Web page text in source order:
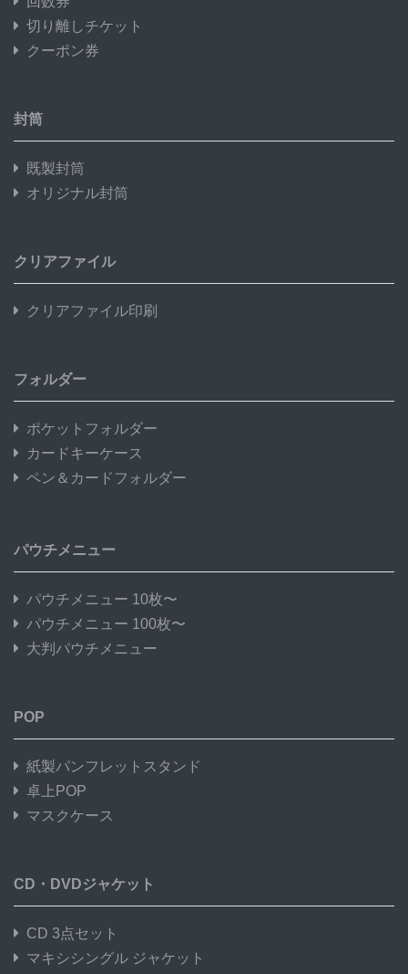
切り離しチケット
クーポン券
封筒
既製封筒
オリジナル封筒
クリアファイル
クリアファイル印刷
フォルダー
ポケットフォルダー
カードキーケース
ペン＆カードフォルダー
パウチメニュー
パウチメニュー 10枚〜
パウチメニュー 100枚〜
大判パウチメニュー
POP
紙製パンフレットスタンド
卓上POP
マスクケース
CD・DVDジャケット
CD 3点セット
マキシシングル ジャケット